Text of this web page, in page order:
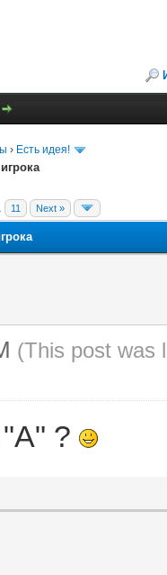
› Есть идея!
11 Next »
(This post was
"А" ?